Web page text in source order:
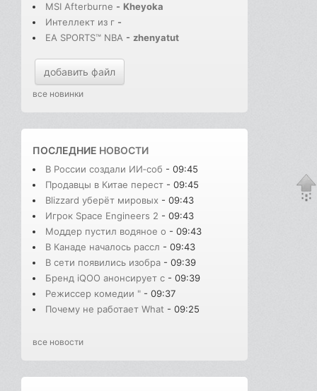
MSI Afterburne - Kheyoka
Интеллект из г -
EA SPORTS™ NBA - zhenyatut
добавить файл
все новинки
ПОСЛЕДНИЕ НОВОСТИ
В России создали ИИ‑соб - 09:45
Продавцы в Китае перест - 09:45
Blizzard уберёт мировых - 09:43
Игрок Space Engineers 2 - 09:43
Моддер пустил водяное о - 09:43
В Канаде началось рассл - 09:43
В сети появились изобра - 09:39
Бренд iQOO анонсирует с - 09:39
Режиссер комедии " - 09:37
Почему не работает What - 09:25
все новости